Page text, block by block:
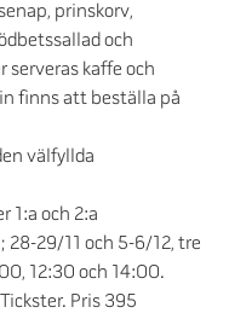
prinskorv,
och
serveras kaffe och
finns att beställa på
välfyllda
1:a och 2:a
28-29/11 och 5-6/12, tre
12:30 och 14:00.
Pris 395